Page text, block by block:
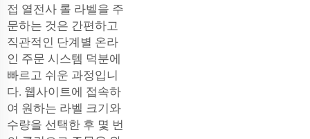
접 열전사 롤 라벨을 주
문하는 것은 간편하고
직관적인 단계별 온라
인 주문 시스템 덕분에
빠르고 쉬운 과정입니
다. 웹사이트에 접속하
여 원하는 라벨 크기와
수량을 선택한 후 몇 번